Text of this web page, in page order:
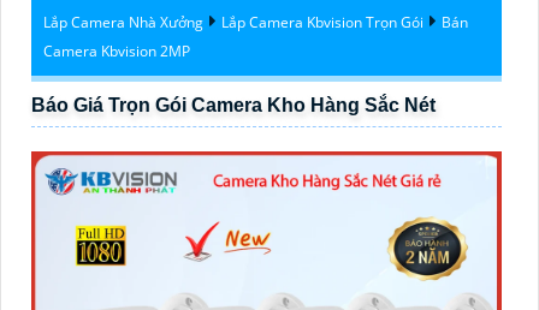
Lắp Camera Nhà Xưởng Lắp Camera Kbvision Trọn Gói
Bán
Camera Kbvision 2MP
Báo Giá Trọn Gói Camera Kho Hàng Sắc Nét